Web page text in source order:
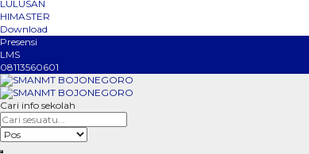
LULUSAN
HIMASTER
Download
Presensi
LMS
08113560601
Cari info sekolah